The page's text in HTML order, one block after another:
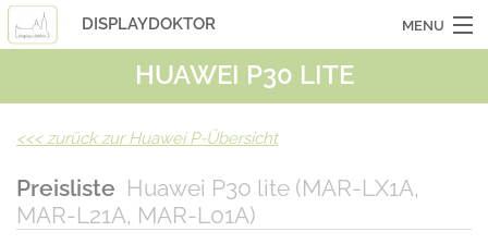
DISPLAYDOKTOR MENU
OCASSIONSGERÄTE
LAPTOPS
HUAWEI P30 LITE
<<<zurück zur Huawei P-Übersicht
Preisliste Huawei P30 lite (MAR-LX1A,
MAR-L21A, MAR-L01A)